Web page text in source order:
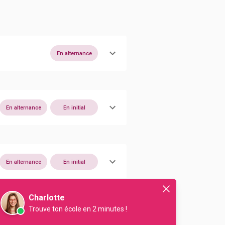
En alternance
En alternance En initial
En alternance En initial
Charlotte
Trouve ton école en 2 minutes !